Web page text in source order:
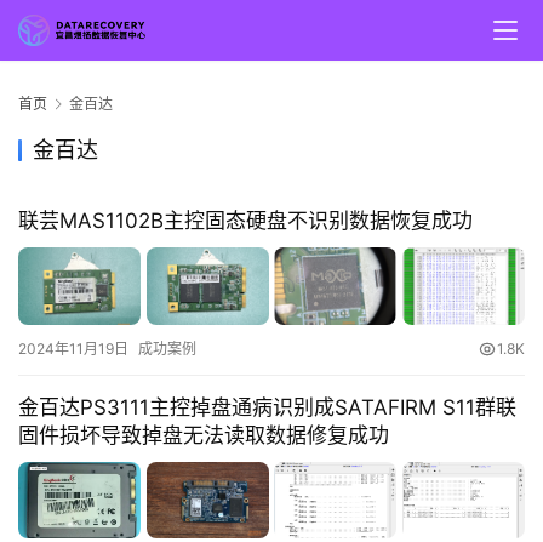
首页 金百达
金百达
联芸MAS1102B主控固态硬盘不识别数据恢复成功
2024年11月19日 成功案例 1.8K
金百达PS3111主控掉盘通病识别成SATAFIRM S11群联
固件损坏导致掉盘无法读取数据修复成功